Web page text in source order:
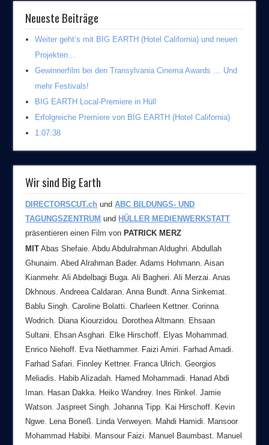
Neueste Beiträge
Weiter geht’s mit BIG EARTH (Hotel California) und neuen
Projekten…
Gewinnerfilm bei den Transylvania Cinema Awards … Und
mehr Festivals!
BIG EARTH Local-Premiere in Hüll
Erfolgreiche Premiere von BIG EARTH (Hotel California)
1:07:38
Wir sind Big Earth
DIRECTORSCUT.ch undABC BILDUNGS- UND
TAGUNGSZENTRUM und HÜLLER MEDIENWERKSTATT
präsentieren einen Film von PATRICK MERZ
MIT Abas Shefaie. Abdu Abdulrahman Aldughri. Abdullah
Ghunaim. Abed Alrahman Bader. Adams Hohmann. Aisan
Kianmehr. Ali Abdelbagi Buga. Ali Bagheri. Ali Merzai. Anas
Dkhnous. Andreea Caldaran. Anna Bundt. Anna Sinkemat.
Bablu Singh. Caroline Bolatti. Charleen Kettner. Corinna
Wodrich. Diana Kiourzidou. Dorothea Altmann. Ehsaan
Sultani. Ehsan Asghari. Elke Hirschoff. Elyas Mohammad.
Enrico Niehoff. Eva Niethammer. Faizi Amiri. Farhad Amadi.
Farhad Safari. Finnley Kettner. Franca Ulrich. Georgios
Meliadis. Habib Alizadah. Hamed Mohammadi. Hanad Abdi
Iman. Hasan Dakka. Heiko Wandrey. Ines Rinkel. Jamie
Watson. Jaspreet Singh. Johanna Tipp. Kai Hirschoff. Kevin
Ngwe. Lena Boneß. Linda Verweyen. Mahdi Hamidi. Mansoor
Mohammad Habibi. Mansour Faizi. Manuel Baumbast. Manuel